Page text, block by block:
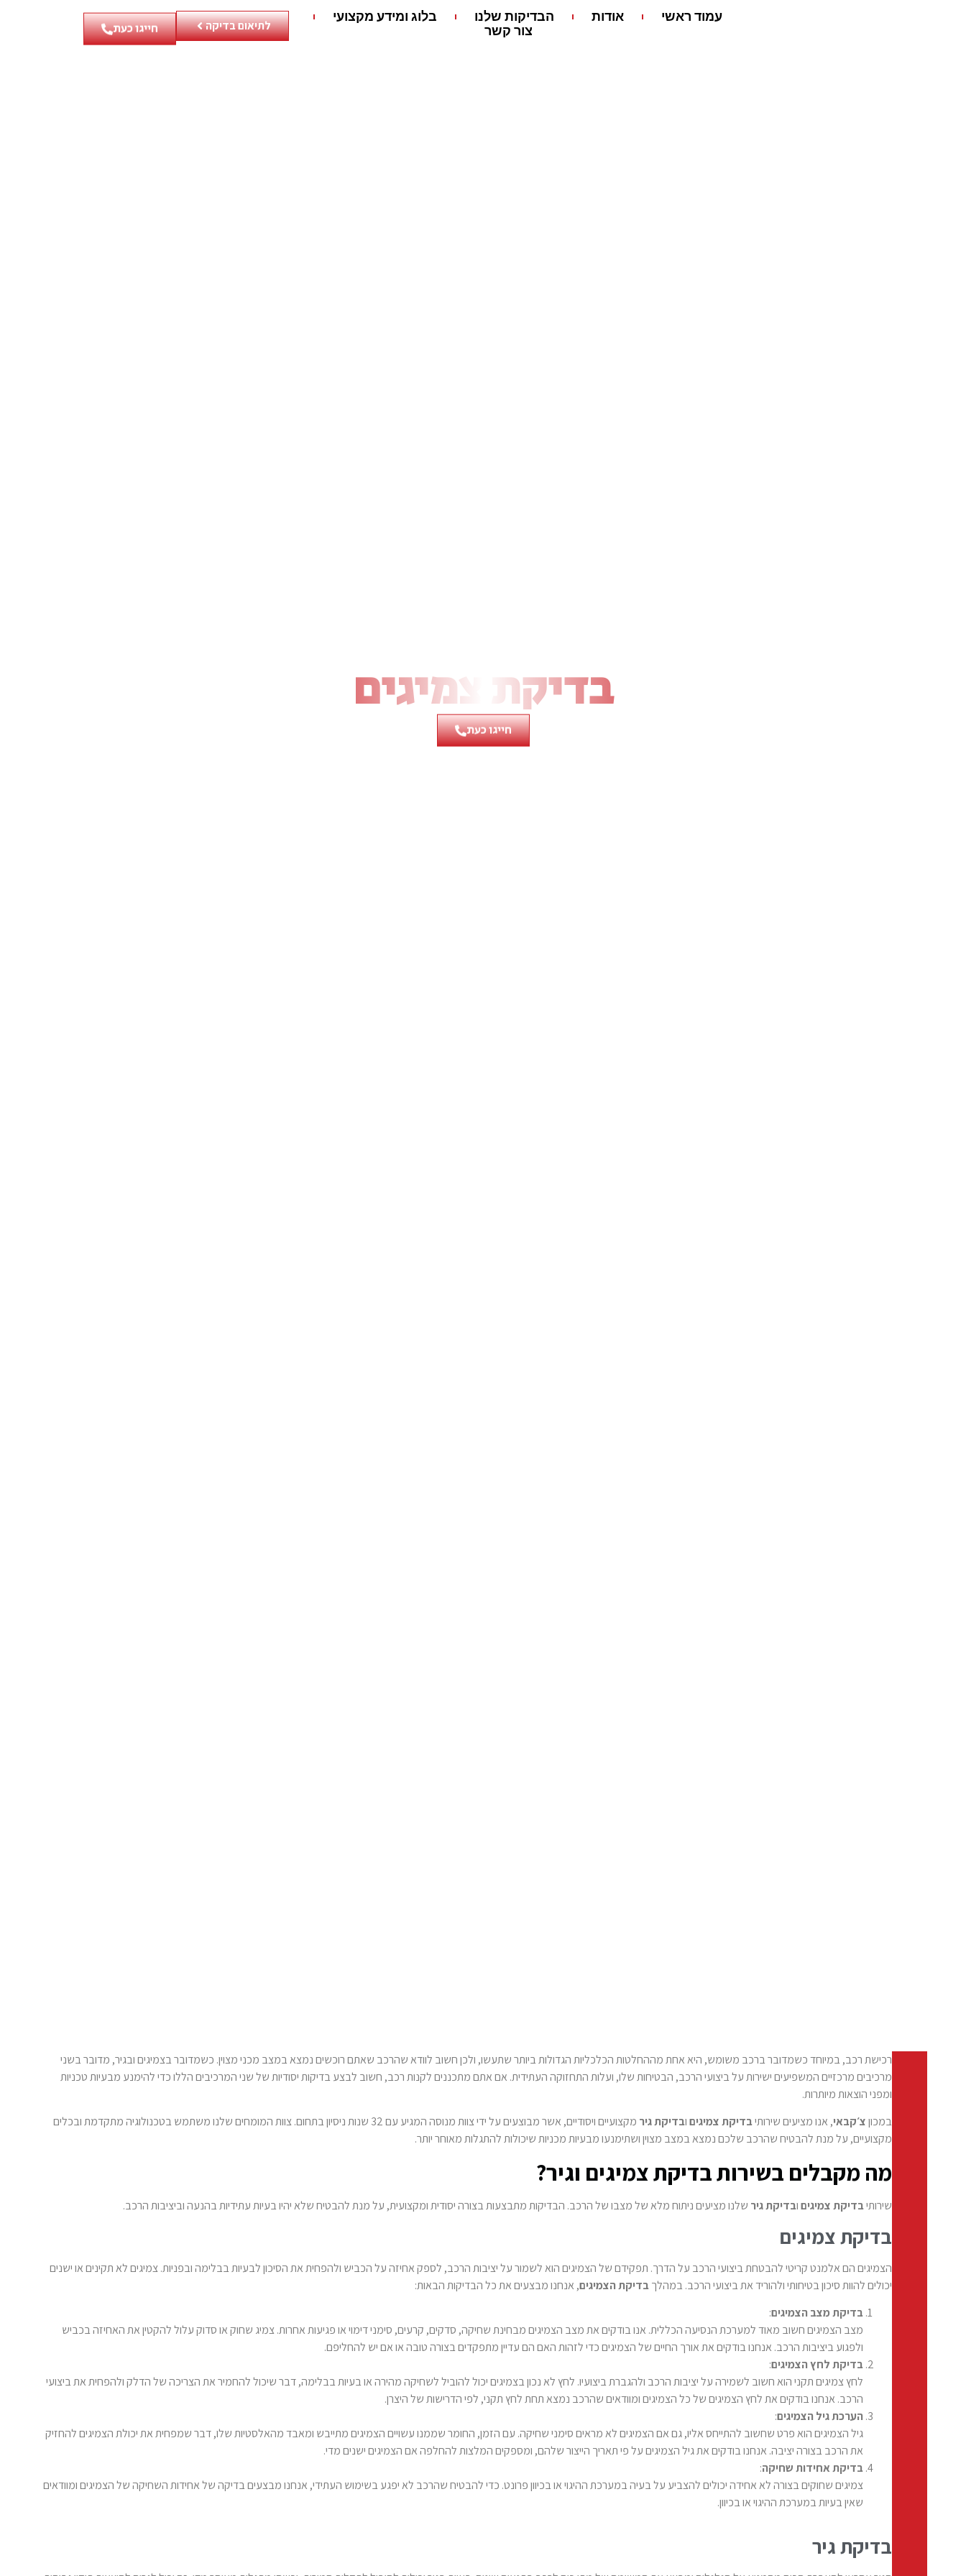
עמוד ראשי אודות הבדיקות שלנו
בלוג ומידע מקצועי
צור קשר
חייגו כעת לתיאום בדיקה
בדיקת צמיגים
חייגו כעת
רכישת רכב, במיוחד כשמדובר ברכב משומש, היא אחת מההחלטות הכלכליות הגדולות ביותר שתעשו, ולכן חשוב לוודא שהרכב שאתם רוכשים נמצא במצב מכני מצוין. כשמדובר בצמיגים ובגיר, מדובר בשני
מרכיבים מרכזיים המשפיעים ישירות על ביצועי הרכב, הבטיחות שלו, ועלות התחזוקה העתידית. אם אתם מתכננים לקנות רכב, חשוב לבצע בדיקות יסודיות של שני המרכיבים הללו כדי להימנע מבעיות טכניות
ומפני הוצאות מיותרות.
במכוןצ׳קבאי, אנו מציעים שירותיבדיקת צמיגיםובדיקת גיר
מקצועיים ויסודיים, אשר מבוצעים על ידי צוות מנוסה המגיע עם 32 שנות ניסיון בתחום. צוות המומחים שלנו משתמש בטכנולוגיה מתקדמת ובכלים
מקצועיים, על מנת להבטיח שהרכב שלכם נמצא במצב מצוין ושתימנעו מבעיות מכניות שיכולות להתגלות מאוחר יותר.
מה מקבלים בשירות בדיקת צמיגים וגיר?
שירותיבדיקת צמיגיםובדיקת גיר שלנו מציעים ניתוח מלא של מצבו של הרכב. הבדיקות מתבצעות בצורה יסודית ומקצועית, על מנת להבטיח שלא יהיו בעיות עתידיות בהנעה וביציבות הרכב.
בדיקת צמיגים
הצמיגים הם אלמנט קריטי להבטחת ביצועי הרכב על הדרך. תפקידם של הצמיגים הוא לשמור על יציבות הרכב, לספק אחיזה על הכביש ולהפחית את הסיכון לבעיות בבלימה ובפניות. צמיגים לא תקינים או ישנים
יכולים להוות סיכון בטיחותי ולהוריד את ביצועי הרכב. במהלךבדיקת הצמיגים, אנחנו מבצעים את כל הבדיקות הבאות:
בדיקת מצב הצמיגים:
מצב הצמיגים חשוב מאוד למערכת הנסיעה הכללית. אנו בודקים את מצב הצמיגים מבחינת שחיקה, סדקים, קרעים, סימני דימוי או פגיעות אחרות. צמיג שחוק או סדוק עלול להקטין את האחיזה בכביש
ולפגוע ביציבות הרכב. אנחנו בודקים את אורך החיים של הצמיגים כדי לזהות האם הם עדיין מתפקדים בצורה טובה או אם יש להחליפם.
בדיקת לחץ הצמיגים:
לחץ צמיגים תקני הוא חשוב לשמירה על יציבות הרכב ולהגברת ביצועיו. לחץ לא נכון בצמיגים יכול להוביל לשחיקה מהירה או בעיות בבלימה, דבר שיכול להחמיר את הצריכה של הדלק ולהפחית את ביצועי
הרכב. אנחנו בודקים את לחץ הצמיגים של כל הצמיגים ומוודאים שהרכב נמצא תחת לחץ תקני, לפי הדרישות של היצרן.
הערכת גיל הצמיגים:
גיל הצמיגים הוא פרט שחשוב להתייחס אליו, גם אם הצמיגים לא מראים סימני שחיקה. עם הזמן, החומר שממנו עשויים הצמיגים מתייבש ומאבד מהאלסטיות שלו, דבר שמפחית את יכולת הצמיגים להחזיק
את הרכב בצורה יציבה. אנחנו בודקים את גיל הצמיגים על פי תאריך הייצור שלהם, ומספקים המלצות להחלפה אם הצמיגים ישנים מדי.
בדיקת אחידות שחיקה:
צמיגים שחוקים בצורה לא אחידה יכולים להצביע על בעיה במערכת ההיגוי או בכיוון פרונט. כדי להבטיח שהרכב לא יפגע בשימוש העתידי, אנחנו מבצעים בדיקה של אחידות השחיקה של הצמיגים ומוודאים
שאין בעיות במערכת ההיגוי או בכיוון.
בדיקת גיר